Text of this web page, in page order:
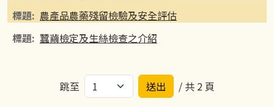
農產品農藥殘留檢驗及安全評估
蠶繭檢定及生絲檢查之介紹
跳至 / 共 2 頁